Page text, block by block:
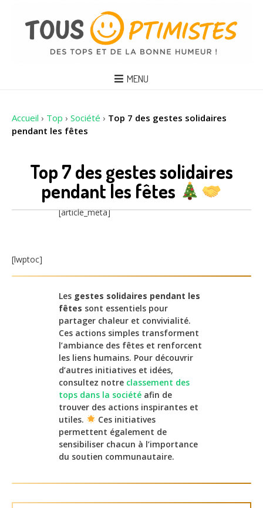
MENU
Accueil › Top › Société › Top 7 des gestes solidaires
pendant les fêtes
Top 7 des gestes solidaires
pendant les fêtes
[article_meta]
[lwptoc]
Les gestes solidaires pendant les
fêtes sont essentiels pour
partager chaleur et convivialité.
Ces actions simples transforment
l’ambiance des fêtes et renforcent
les liens humains. Pour découvrir
d’autres initiatives et idées,
consultez notre classement des
tops dans la société afin de
trouver des actions inspirantes et
utiles.
Ces initiatives
permettent également de
sensibiliser chacun à l’importance
du soutien communautaire.